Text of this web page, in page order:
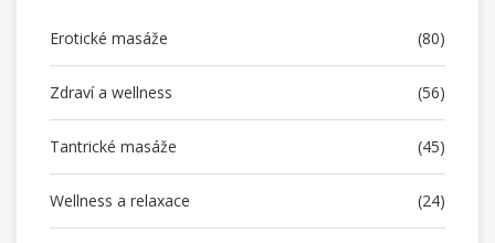
Erotické masáže (80)
Zdraví a wellness (56)
Tantrické masáže (45)
Wellness a relaxace (24)